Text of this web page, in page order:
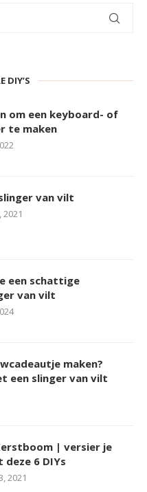
DIY’S
om een keyboard- of
te maken
van vilt
een schattige
van vilt
maken?
een slinger van vilt
| versier je
deze 6 DIYs
2021